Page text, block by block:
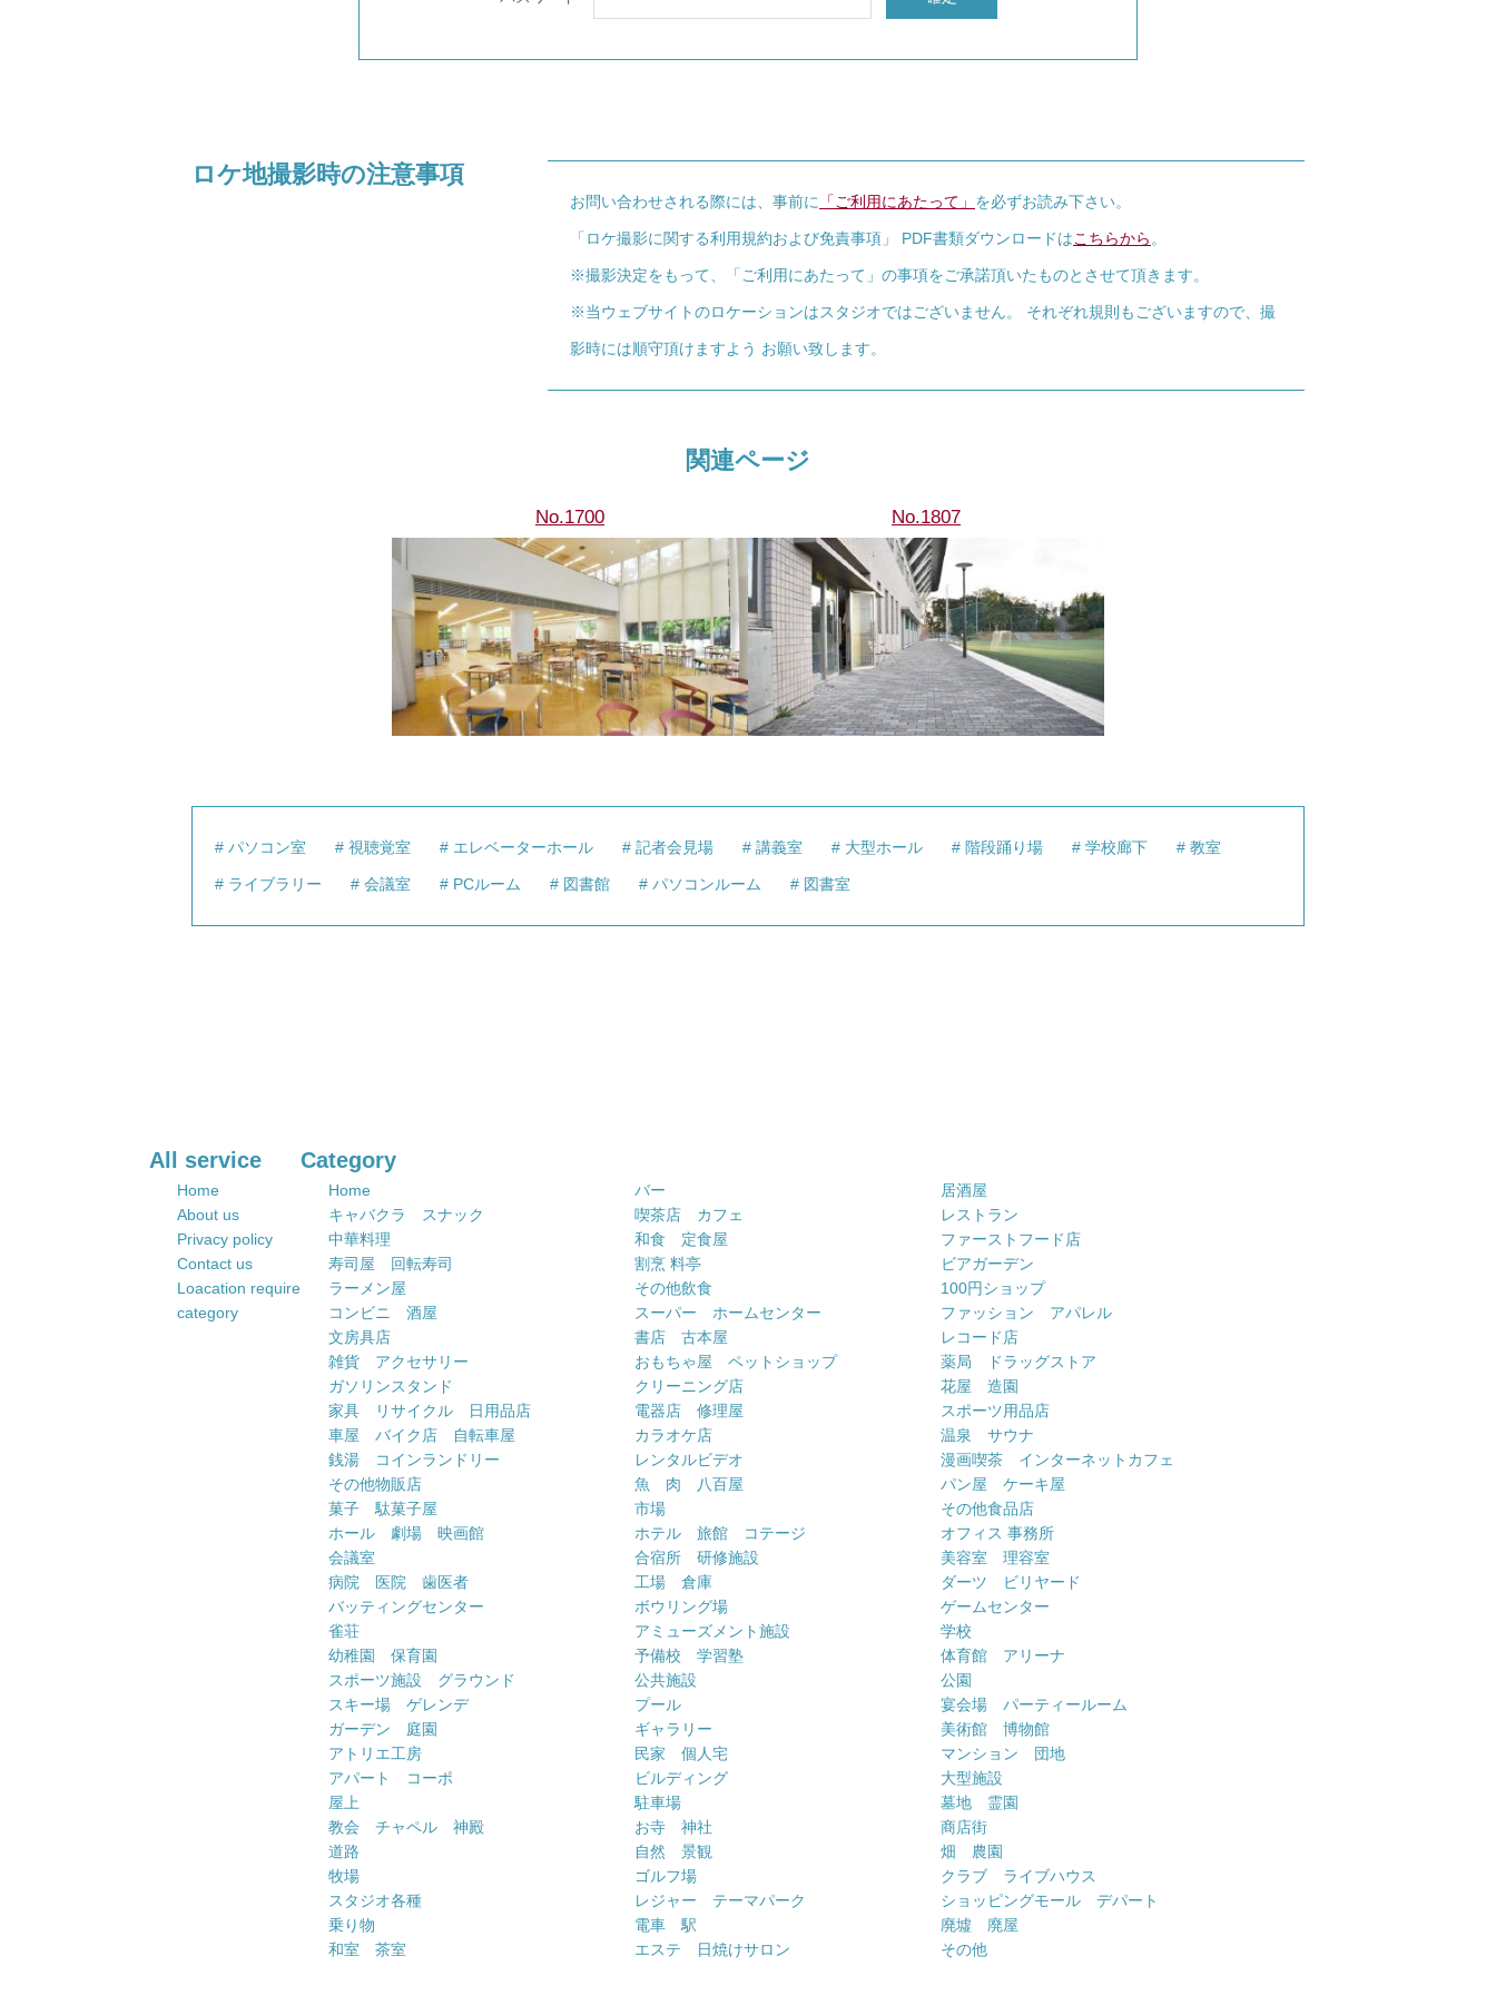
ロケ地撮影時の注意事項
お問い合わせされる際には、事前に 「ご利用にあたって」 を必ずお読み下さい。
「ロケ撮影に関する利用規約および免責事項」 PDF書類ダウンロードはこちらから 。
※撮影決定をもって、「ご利用にあたって」の事項をご承諾頂いたものとさせて頂きます。
※当ウェブサイトのロケーションはスタジオではございません。 それぞれ規則もございますので、撮
影時には順守頂けますよう お願い致します。
関連ページ
No.1700 No.1807
パソコン室 視聴覚室 エレベーターホール 記者会見場 講義室 大型ホール 階段踊り場 学校廊下 教室
ライブラリー 会議室 PCルーム 図書館 パソコンルーム 図書室
All service
Home
About us
Privacy policy
Contact us
Loacation require
category
Category
Home バー
居酒屋
キャバクラ スナック
喫茶店 カフェ
レストラン
中華料理
和食 定食屋
ファーストフード店
寿司屋 回転寿司
割烹 料亭
ビアガーデン
ラーメン屋
その他飲食
100円ショップ
コンビニ 酒屋
スーパー ホームセンター
ファッション アパレル
文房具店
書店 古本屋
レコード店
雑貨 アクセサリー
おもちゃ屋 ペットショップ
薬局 ドラッグストア
ガソリンスタンド
クリーニング店
花屋 造園
家具 リサイクル 日用品店
電器店 修理屋
スポーツ用品店
車屋 バイク店 自転車屋
カラオケ店
温泉 サウナ
銭湯 コインランドリー
レンタルビデオ
漫画喫茶 インターネットカフェ
その他物販店
魚 肉 八百屋
パン屋 ケーキ屋
菓子 駄菓子屋
市場
その他食品店
ホール 劇場 映画館
ホテル 旅館 コテージ
オフィス 事務所
会議室
合宿所 研修施設
美容室 理容室
病院 医院 歯医者
工場 倉庫
ダーツ ビリヤード
バッティングセンター
ボウリング場
ゲームセンター
雀荘
アミューズメント施設
学校
幼稚園 保育園
予備校 学習塾
体育館 アリーナ
スポーツ施設 グラウンド
公共施設
公園
スキー場 ゲレンデ
プール
宴会場 パーティールーム
ガーデン 庭園
ギャラリー
美術館 博物館
アトリエ工房
民家 個人宅
マンション 団地
アパート コーポ
ビルディング
大型施設
屋上
駐車場
墓地 霊園
教会 チャペル 神殿
お寺 神社
商店街
道路
自然 景観
畑 農園
牧場
ゴルフ場
クラブ ライブハウス
スタジオ各種
レジャー テーマパーク
ショッピングモール デパート
乗り物
電車 駅
廃墟 廃屋
和室 茶室
エステ 日焼けサロン その他